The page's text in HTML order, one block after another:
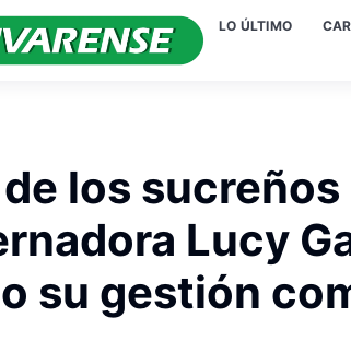
LO ÚLTIMO
de los
Lucy
su gestión